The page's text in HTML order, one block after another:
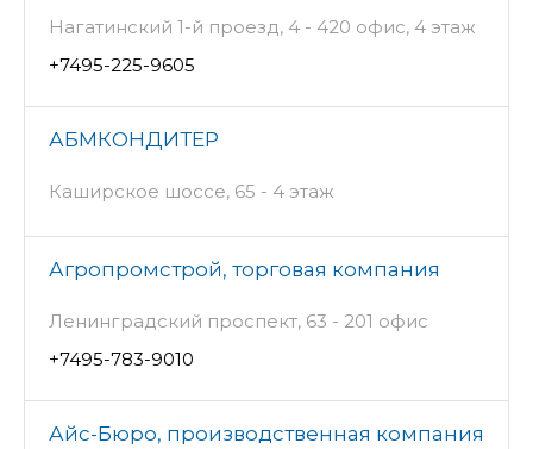
Нагатинский 1-й проезд, 4 - 420 офис, 4 этаж
+7495-225-9605
АБМКОНДИТЕР
Каширское шоссе, 65 - 4 этаж
Агропромстрой, торговая компания
Ленинградский проспект, 63 - 201 офис
+7495-783-9010
Айс-Бюро, производственная компания